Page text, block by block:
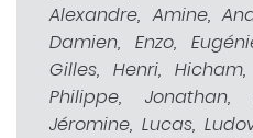
Alexandre, Amine,
Damien, Enzo,
Gilles, Henri,
Philippe, Jonathan,
Jéromine, Lucas,